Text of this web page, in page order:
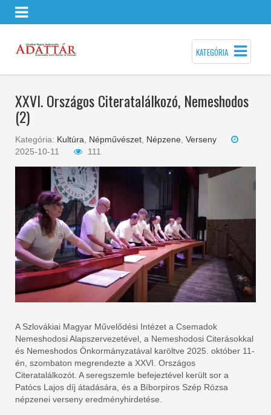
KATEGÓRIA
XXVI. Országos Citeratalálkozó, Nemeshodos
(2)
Kategória: Kultúra Népművészet Népzene Verseny
2025-10-11
111
A Szlovákiai Magyar Művelődési Intézet a Csemadok
Nemeshodosi Alapszervezetével, a Nemeshodosi Citerásokkal
és Nemeshodos Önkormányzatával karöltve 2025. október 11-
én, szombaton megrendezte a XXVI. Országos
Citeratalálkozót. A seregszemle befejeztével került sor a
Patócs Lajos díj átadására, és a Bíborpiros Szép Rózsa
népzenei verseny eredményhirdetése.